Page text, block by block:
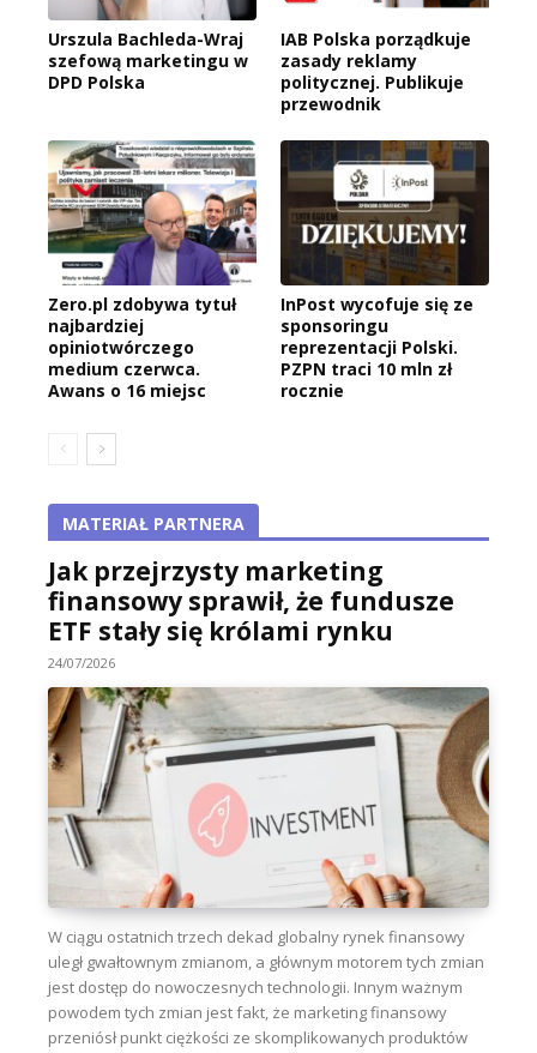
Urszula Bachleda-Wraj
szefową marketingu w
DPD Polska
IAB Polska porządkuje
zasady reklamy
politycznej. Publikuje
przewodnik
Zero.pl zdobywa tytuł
najbardziej
opiniotwórczego
medium czerwca.
Awans o 16 miejsc
InPost wycofuje się ze
sponsoringu
reprezentacji Polski.
PZPN traci 10 mln zł
rocznie
MATERIAŁ PARTNERA
Jak przejrzysty marketing
finansowy sprawił, że fundusze
ETF stały się królami rynku
24/07/2026
W ciągu ostatnich trzech dekad globalny rynek finansowy
uległ gwałtownym zmianom, a głównym motorem tych zmian
jest dostęp do nowoczesnych technologii. Innym ważnym
powodem tych zmian jest fakt, że marketing finansowy
przeniósł punkt ciężkości ze skomplikowanych produktów